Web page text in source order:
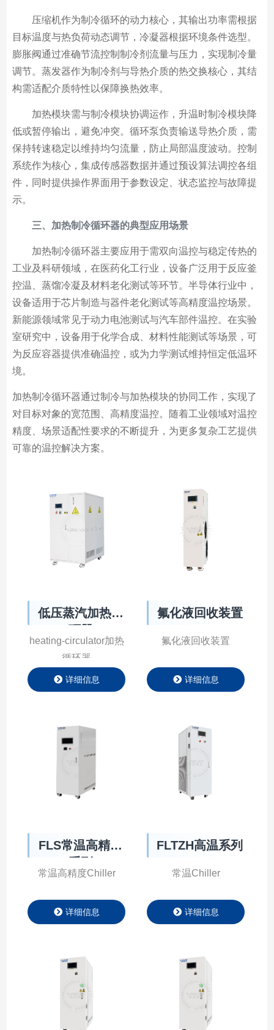
压缩机作为制冷循环的动力核心，其输出功率需根据
目标温度与热负荷动态调节，冷凝器根据环境条件选型。
膨胀阀通过准确节流控制制冷剂流量与压力，实现制冷量
调节。蒸发器作为制冷剂与导热介质的热交换核心，其结
构需适配介质特性以保障换热效率。
加热模块需与制冷模块协调运作，升温时制冷模块降
低或暂停输出，避免冲突。循环泵负责输送导热介质，需
保持转速稳定以维持均匀流量，防止局部温度波动。控制
系统作为核心，集成传感器数据并通过预设算法调控各组
件，同时提供操作界面用于参数设定、状态监控与故障提
示。
三、加热制冷循环器的典型应用场景
加热制冷循环器主要应用于需双向温控与稳定传热的
工业及科研领域，在医药化工行业，设备广泛用于反应釜
控温、蒸馏冷凝及材料老化测试等环节。半导体行业中，
设备适用于芯片制造与器件老化测试等高精度温控场景。
新能源领域常见于动力电池测试与汽车部件温控。在实验
室研究中，设备用于化学合成、材料性能测试等场景，可
为反应容器提供准确温控，或为力学测试维持恒定低温环
境。
加热制冷循环器通过制冷与加热模块的协同工作，实现了
对目标对象的宽范围、高精度温控。随着工业领域对温控
精度、场景适配性要求的不断提升，为更多复杂工艺提供
可靠的温控解决方案。
低压蒸汽加热循
heating-circulator加热
循环器
详细信息
氟化液回收装置
氟化液回收装置
详细信息
FLS常温高精度
常温高精度Chiller
详细信息
FLTZH高温系列
常温Chiller
详细信息